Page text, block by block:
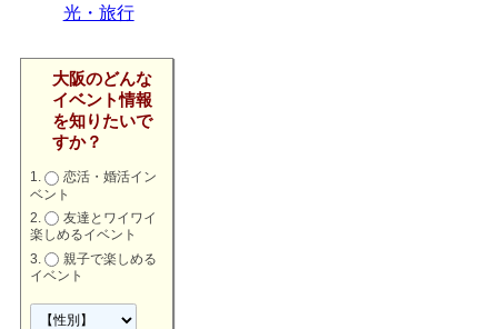
光・旅行
大阪のどんな
イベント情報
を知りたいで
すか？
恋活・婚活イン
ベント
友達とワイワイ
楽しめるイベント
親子で楽しめる
イベント